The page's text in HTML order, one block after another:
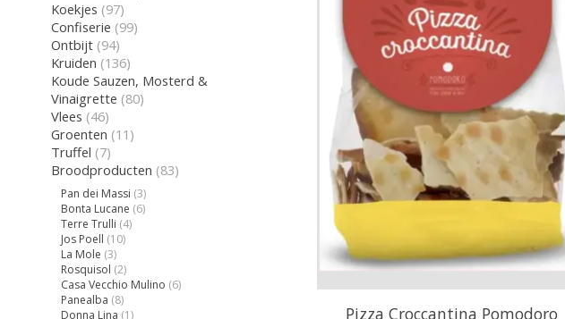
Koekjes (97)
Confiserie (99)
Ontbijt (94)
Kruiden (136)
Koude Sauzen, Mosterd &
Vinaigrette (80)
Vlees (46)
Groenten (11)
Truffel (7)
Broodproducten (83)
Pan dei Massi (3)
Bonta Lucane (6)
Terre Trulli (4)
Jos Poell (10)
La Mole (3)
Rosquisol (2)
Casa Vecchio Mulino (6)
Panealba (8)
Donna Lina (1)
Pizza Croccantina Pomodoro